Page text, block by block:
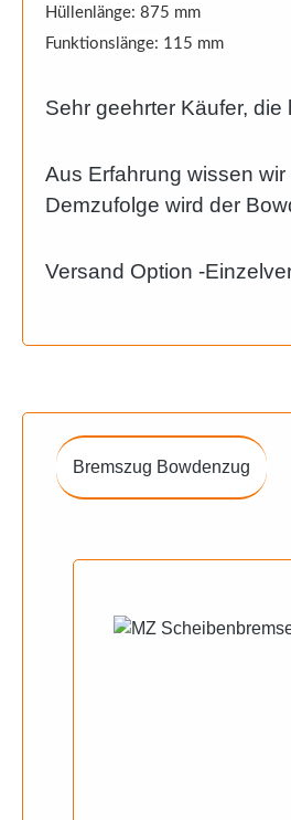
Hüllenlänge: 875 mm
Funktionslänge: 115 mm
Sehr geehrter Käufer,
Aus Erfahrung wissen
Demzufolge wird der
Versand Option -
Bremszug Bowdenzug